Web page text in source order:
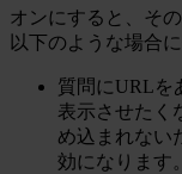
オンにすると、そ
以下のような場合
質問にURLを
表示させたく
め込まれない
効になります。